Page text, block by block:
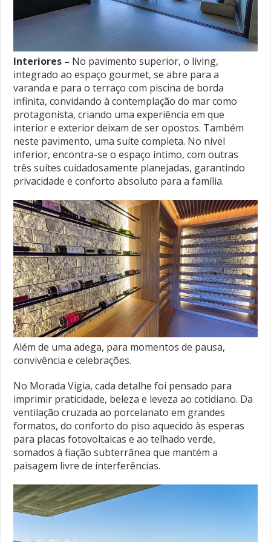
Interiores – No pavimento superior, o living,
integrado ao espaço gourmet, se abre para a
varanda e para o terraço com piscina de borda
infinita, convidando à contemplação do mar como
protagonista, criando uma experiência em que
interior e exterior deixam de ser opostos. Também
neste pavimento, uma suíte completa. No nível
inferior, encontra-se o espaço íntimo, com outras
três suítes cuidadosamente planejadas, garantindo
privacidade e conforto absoluto para a família.
Além de uma adega, para momentos de pausa,
convivência e celebrações.
No Morada Vigia, cada detalhe foi pensado para
imprimir praticidade, beleza e leveza ao cotidiano. Da
ventilação cruzada ao porcelanato em grandes
formatos, do conforto do piso aquecido às esperas
para placas fotovoltaicas e ao telhado verde,
somados à fiação subterrânea que mantém a
paisagem livre de interferências.